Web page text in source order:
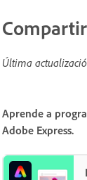
Última
Aprende a
Adobe Express.